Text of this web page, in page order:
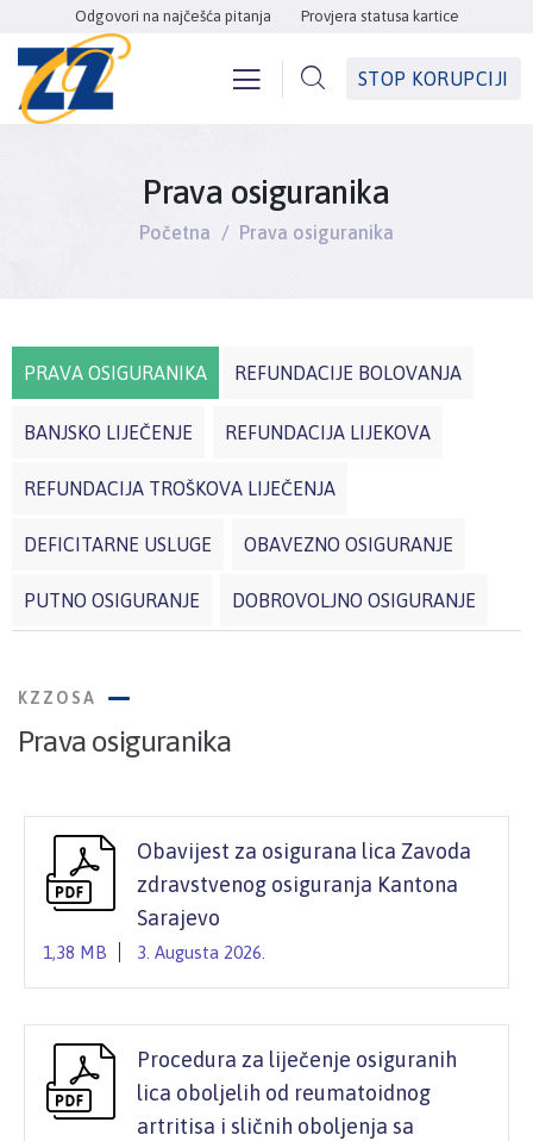
Odgovori na najčešća pitanja Provjera statusa kartice
STOP KORUPCIJI
Prava osiguranika
Početna Prava osiguranika
PRAVA OSIGURANIKA REFUNDACIJE BOLOVANJA
BANJSKO LIJEČENJE REFUNDACIJA LIJEKOVA
REFUNDACIJA TROŠKOVA LIJEČENJA
DEFICITARNE USLUGE OBAVEZNO OSIGURANJE
PUTNO OSIGURANJE DOBROVOLJNO OSIGURANJE
KZZOSA
Prava osiguranika
Obavijest za osigurana lica Zavoda
zdravstvenog osiguranja Kantona
Sarajevo
1,38 MB 3. Augusta 2026.
Procedura za liječenje osiguranih
lica oboljelih od reumatoidnog
artritisa i sličnih oboljenja sa